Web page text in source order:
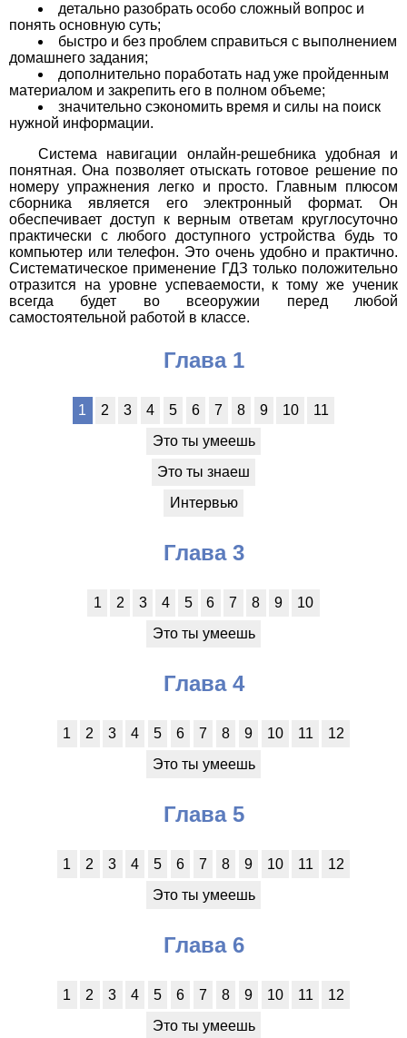
детально разобрать особо сложный вопрос и
понять основную суть;
быстро и без проблем справиться с выполнением
домашнего задания;
дополнительно поработать над уже пройденным
материалом и закрепить его в полном объеме;
значительно сэкономить время и силы на поиск
нужной информации.
Система навигации онлайн-решебника удобная и
понятная. Она позволяет отыскать готовое решение по
номеру упражнения легко и просто. Главным плюсом
сборника является его электронный формат. Он
обеспечивает доступ к верным ответам круглосуточно
практически с любого доступного устройства будь то
компьютер или телефон. Это очень удобно и практично.
Систематическое применение ГДЗ только положительно
отразится на уровне успеваемости, к тому же ученик
всегда будет во всеоружии перед любой
самостоятельной работой в классе.
Глава 1
1 2 3 4 5 6 7 8 9 10
11
Это ты умеешь
Это ты знаеш
Интервью
Глава 3
1 2 3 4 5 6 7 8 9
10
Это ты умеешь
Глава 4
1 2 3 4 5 6 7 8 9 10 11
12
Это ты умеешь
Глава 5
1 2 3 4 5 6 7 8 9 10 11
12
Это ты умеешь
Глава 6
1 2 3 4 5 6 7 8 9 10 11
12
Это ты умеешь